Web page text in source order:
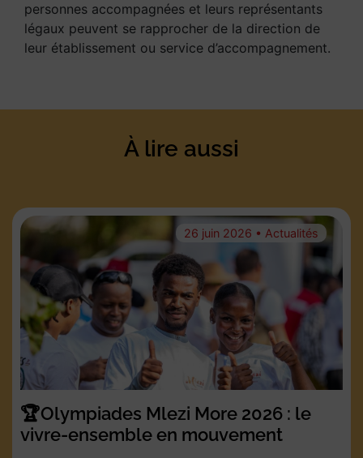
personnes accompagnées et leurs représentants
légaux peuvent se rapprocher de la direction de
leur établissement ou service d’accompagnement.
À lire aussi
26 juin 2026 • Actualités
🏆Olympiades Mlezi More 2026 : le
vivre-ensemble en mouvement